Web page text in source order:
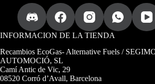
u
INFORMACION DE LA TIENDA
Recambios EcoGas- Alternative Fuels /
AUTOMOCIÓ, SL
Camí Antic de Vic, 29
08520 Corró d’Avall, Barcelona